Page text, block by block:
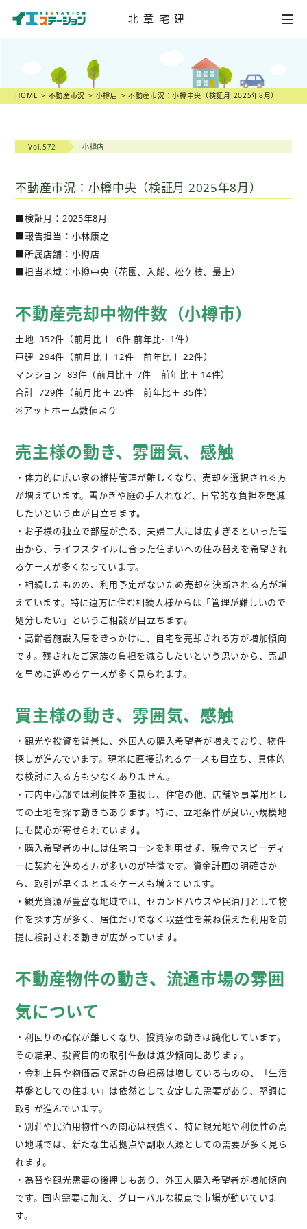
北章宅建
不動産売却相談
不動産売却物語
不動産市況
不動産売却のヒント
不動産 管理相談
会社案内
HOME 不動産市況 小樽店 不動産市況：小樽中央（検証月 2025年8月）
Vol.572 小樽店
不動産市況：小樽中央（検証月 2025年8月）
■検証月：2025年8月
■報告担当：小林康之
■所属店舗：小樽店
■担当地域：小樽中央（花園、入船、松ケ枝、最上）
不動産売却中物件数（小樽市）
土地 352件（前月比＋ 6件 前年比- 1件）
戸建 294件（前月比＋ 12件 前年比＋ 22件）
マンション 83件（前月比＋ 7件 前年比＋ 14件）
合計 729件（前月比＋ 25件 前年比＋ 35件）
※アットホーム数値より
売主様の動き、雰囲気、感触
・体力的に広い家の維持管理が難しくなり、売却を選択される方
が増えています。雪かきや庭の手入れなど、日常的な負担を軽減
したいという声が目立ちます。
・お子様の独立で部屋が余る、夫婦二人には広すぎるといった理
由から、ライフスタイルに合った住まいへの住み替えを希望され
るケースが多くなっています。
・相続したものの、利用予定がないため売却を決断される方が増
えています。特に遠方に住む相続人様からは「管理が難しいので
処分したい」というご相談が目立ちます。
・高齢者施設入居をきっかけに、自宅を売却される方が増加傾向
です。残されたご家族の負担を減らしたいという思いから、売却
を早めに進めるケースが多く見られます。
買主様の動き、雰囲気、感触
・観光や投資を背景に、外国人の購入希望者が増えており、物件
探しが進んでいます。現地に直接訪れるケースも目立ち、具体的
な検討に入る方も少なくありません。
・市内中心部では利便性を重視し、住宅の他、店舗や事業用とし
ての土地を探す動きもあります。特に、立地条件が良い小規模地
にも関心が寄せられています。
・購入希望者の中には住宅ローンを利用せず、現金でスピーディ
ーに契約を進める方が多いのが特徴です。資金計画の明確さか
ら、取引が早くまとまるケースも増えています。
・観光資源が豊富な地域では、セカンドハウスや民泊用として物
件を探す方が多く、居住だけでなく収益性を兼ね備えた利用を前
提に検討される動きが広がっています。
不動産物件の動き、流通市場の雰囲
気について
・利回りの確保が難しくなり、投資家の動きは鈍化しています。
その結果、投資目的の取引件数は減少傾向にあります。
・金利上昇や物価高で家計の負担感は増しているものの、「生活
基盤としての住まい」は依然として安定した需要があり、堅調に
取引が進んでいます。
・別荘や民泊用物件への関心は根強く、特に観光地や利便性の高
い地域では、新たな生活拠点や副収入源としての需要が多く見ら
れます。
・為替や観光需要の後押しもあり、外国人購入希望者が増加傾向
です。国内需要に加え、グローバルな視点で市場が動いていま
す。